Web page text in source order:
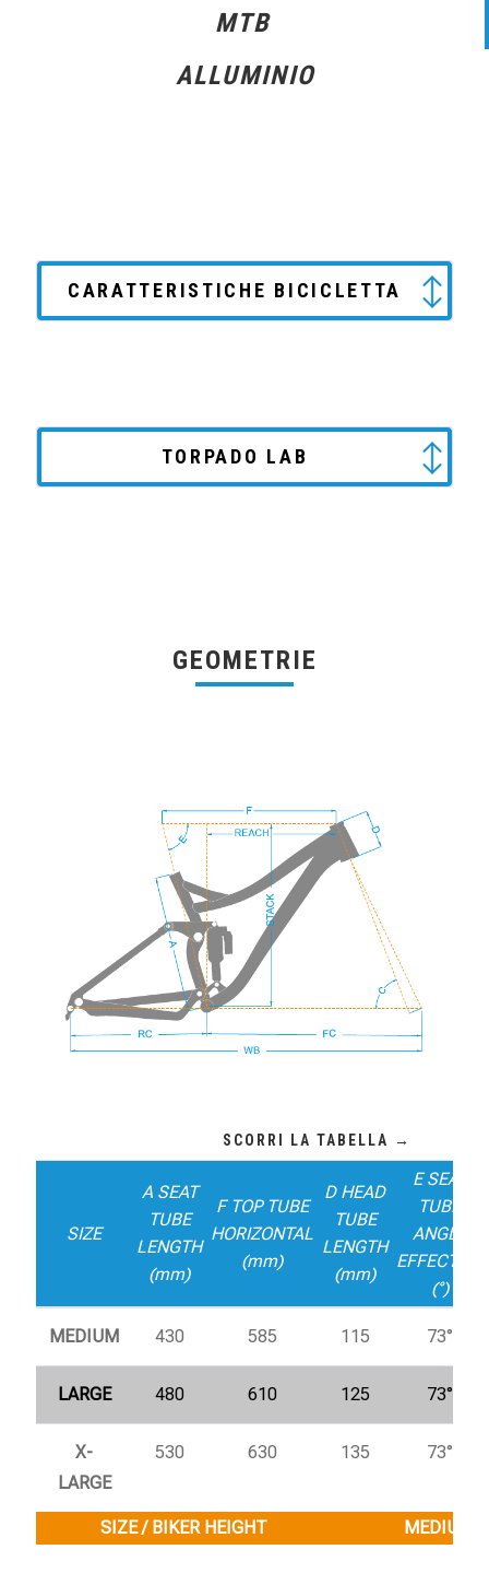
MTB
ALLUMINIO
CARATTERISTICHE BICICLETTA
TORPADO LAB
GEOMETRIE
SIZE
A SEAT
TUBE
LENGTH
(mm)
F TOP TUBE
HORIZONTAL
(mm)
D HEAD
TUBE
LENGTH
(mm)
E SEAT
TUBE
ANGLE
EFFECTIVE
(°)
MEDIUM 430 585 115 73°
LARGE 480 610 125 73°
X-
LARGE
530 630 135 73°
SIZE / BIKER HEIGHT MEDIUM